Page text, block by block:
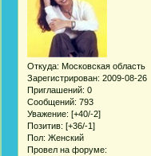
Откуда: Московская область
Зарегистрирован: 2009-08-26
Приглашений: 0
Сообщений: 793
Уважение: [+40/-2]
Позитив: [+36/-1]
Пол: Женский
Провел на форуме: